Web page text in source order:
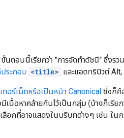
ขั้นตอนนี้เรียกว่า "การจัดทําดัชนี" ซึ่งร
ระกอบ <title> และแอตทริบิวต์ Alt,
อร์เน็ตหรือเป็นหน้า Canonical ซึ่งก็คื
เนื้อหาคล้ายกันไว้เป็นกลุ่ม (บ้างก็เรีย
ลือกที่อาจแสดงในบริบทต่างๆ เช่น